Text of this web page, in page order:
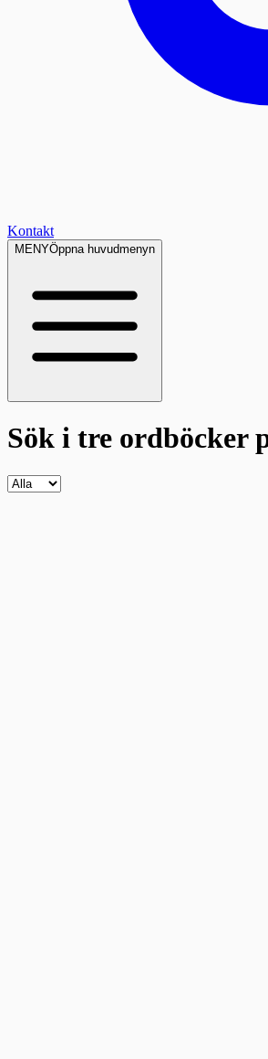
Kontakt
MENYÖppna huvudmenyn
Sök i tre ordböcker